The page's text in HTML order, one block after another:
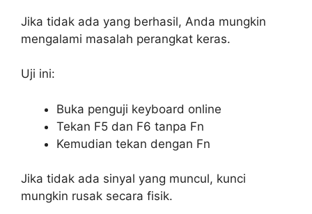
Jika tidak ada yang berhasil, Anda mungkin
mengalami masalah perangkat keras.
Uji ini:
Buka penguji keyboard online
Tekan F5 dan F6 tanpa Fn
Kemudian tekan dengan Fn
Jika tidak ada sinyal yang muncul, kunci
mungkin rusak secara fisik.